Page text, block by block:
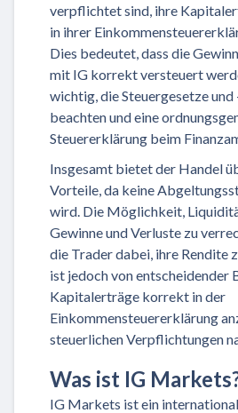
verpflichtet sind, ihre
in ihrer
Dies bedeutet, dass die
mit IG korrekt versteuert
wichtig, die Steuergesetze
beachten und eine
Steuererklärung beim
Insgesamt bietet der Handel
Vorteile, da keine
wird. Die Möglichkeit,
Gewinne und Verluste zu
die Trader dabei, ihre Rendite
ist jedoch von entscheidender
Kapitalerträge korrekt in der
Einkommensteuererklärung
steuerlichen Verpflichtungen
Was ist IG
IG Markets ist ein